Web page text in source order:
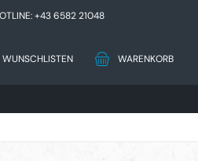
+43 6582 21048
WARENKORB
WUNSCHLISTEN